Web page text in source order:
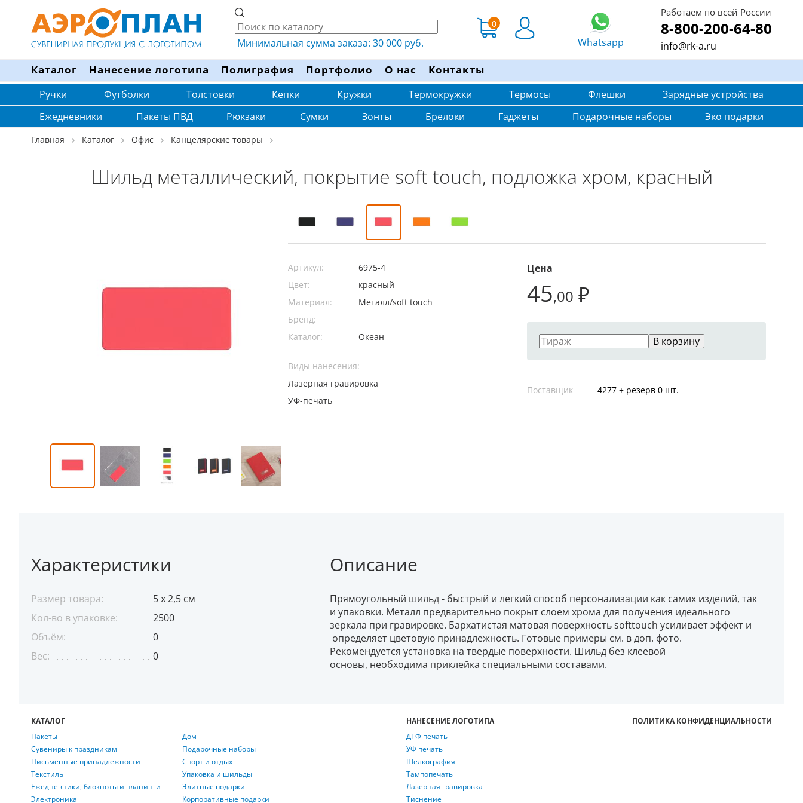
Минимальная сумма заказа: 30 000 руб.
0
Whatsapp
Работаем по всей России
8-800-200-64-80
info@rk-a.ru
Каталог Нанесение логотипа Полиграфия Портфолио О нас Контакты
Ручки Футболки Толстовки Кепки Кружки Термокружки Термосы Флешки
Зарядные устройства
Ежедневники
Пакеты ПВД Рюкзаки Сумки Зонты Брелоки Гаджеты Подарочные наборы Эко подарки
Главная Каталог Офис Канцелярские товары
Шильд металлический, покрытие soft touch, подложка хром, красный
Цена
45,00 ₽
В корзину
Поставщик 4277 + резерв 0 шт.
Артикул:
6975-4
Цвет:
красный
Материал:
Металл/soft touch
Бренд:
Каталог:
Океан
Виды нанесения:
Лазерная гравировка
УФ-печать
Описание
Прямоугольный шильд - быстрый и легкий способ персонализации как самих изделий, так
и упаковки. Металл предварительно покрыт слоем хрома для получения идеального
зеркала при гравировке. Бархатистая матовая поверхность softtouch усиливает эффект и
определяет цветовую принадлежность. Готовые примеры см. в доп. фото.
Рекомендуется установка на твердые поверхности. Шильд без клеевой
основы, необходима приклейка специальными составами.
Характеристики
Размер товара:
5 х 2,5 см
Кол-во в упаковке:
2500
Объём:
0
Вес:
0
КАТАЛОГ
Пакеты
Сувениры к праздникам
Письменные принадлежности
Текстиль
Ежедневники, блокноты и планинги
Электроника
Дом
Подарочные наборы
Спорт и отдых
Упаковка и шильды
Элитные подарки
Корпоративные подарки
НАНЕСЕНИЕ ЛОГОТИПА
ДТФ печать
УФ печать
Шелкография
Тампопечать
Лазерная гравировка
Тиснение
ПОЛИТИКА КОНФИДЕНЦИАЛЬНОСТИ